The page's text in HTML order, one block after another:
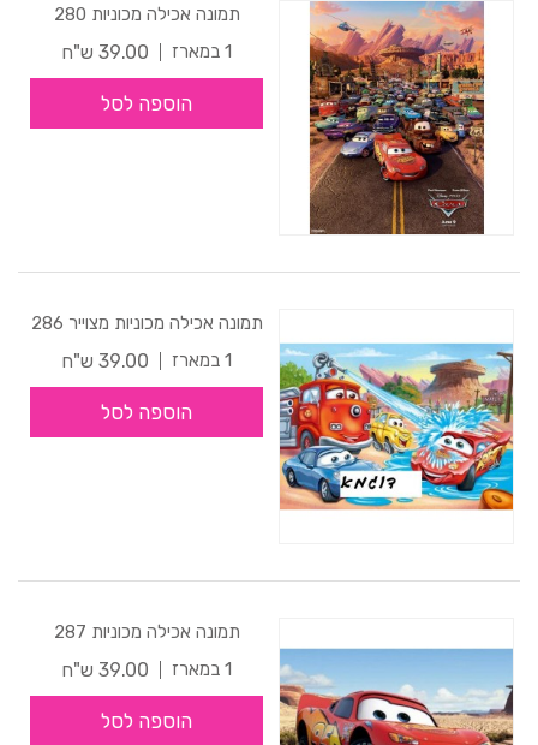
תמונה אכילה מכוניות 280
1 במארז
39.00 ש"ח
הוספה לסל
תמונה אכילה מכוניות מצוייר 286
1 במארז
39.00 ש"ח
הוספה לסל
תמונה אכילה מכוניות 287
1 במארז
39.00 ש"ח
הוספה לסל